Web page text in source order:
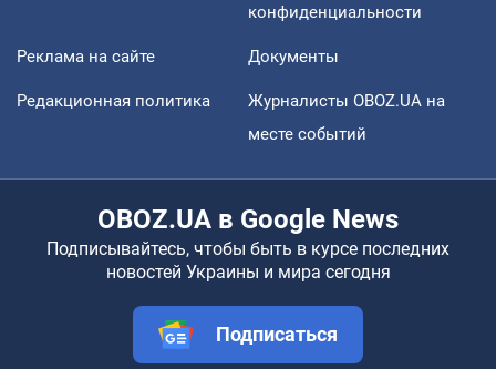
конфиденциальности
Реклама на сайте Документы
Редакционная политика
Журналисты OBOZ.UA на
месте событий
OBOZ.UA в Google News
Подписывайтесь, чтобы быть в курсе последних
новостей Украины и мира сегодня
Подписаться